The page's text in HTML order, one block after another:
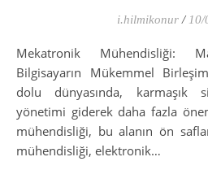
i.hilmikonur / 10/
Mekatronik Mühendisliği: Makine, Elektronik ve
Bilgisayarın Mükemmel
dolu dünyasında, karmaşık
yönetimi giderek daha fazla
mühendisliği, bu alanın ön
mühendisliği, elektronik…